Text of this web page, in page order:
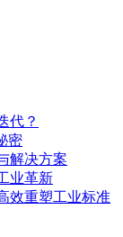
代？
密
解决方案
业革新
效重塑工业标准